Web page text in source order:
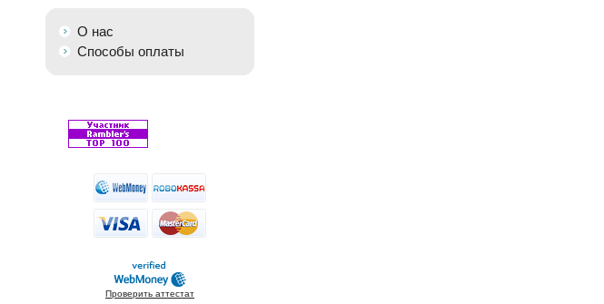
О нас
Способы оплаты
Проверить аттестат